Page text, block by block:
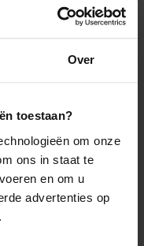
Over
toestaan?
om onze
ons in staat te
en om u
advertenties op
Thailand?
mijn reis?
meenemen op